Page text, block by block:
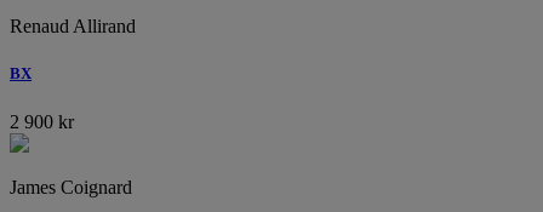
Renaud Allirand
BX
2 900 kr
James Coignard